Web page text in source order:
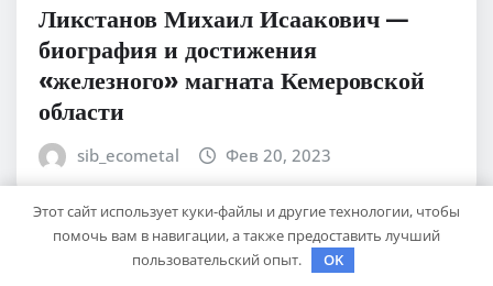
Ликстанов Михаил Исаакович —
биография и достижения
«железного» магната Кемеровской
области
sib_ecometal Фев 20, 2023
UNCATEGORISED
Этот сайт использует куки-файлы и другие технологии, чтобы
помочь вам в навигации, а также предоставить лучший
пользовательский опыт.
OK